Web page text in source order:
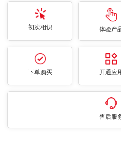
初次相识 体验产
下单购买 开通应
售后服